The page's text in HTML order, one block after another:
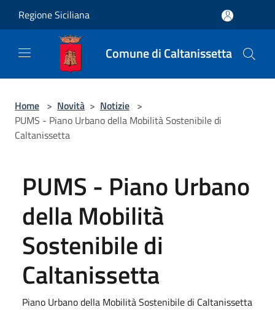
Regione Siciliana
Comune di Caltanissetta
Home > Novità > Notizie >
PUMS - Piano Urbano della Mobilità Sostenibile di
Caltanissetta
PUMS - Piano Urbano
della Mobilità
Sostenibile di
Caltanissetta
Piano Urbano della Mobilità Sostenibile di Caltanissetta